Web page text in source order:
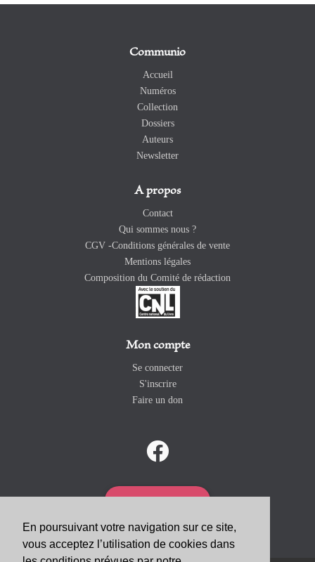
En poursuivant votre navigation sur ce site,
vous acceptez l’utilisation de cookies dans
Communio
Accueil
Numéros
Collection
Dossiers
Auteurs
Newsletter
A propos
Contact
Qui sommes nous ?
CGV -Conditions générales de vente
Mentions légales
Composition du Comité de rédaction
Mon compte
Se connecter
S'inscrire
Faire un don